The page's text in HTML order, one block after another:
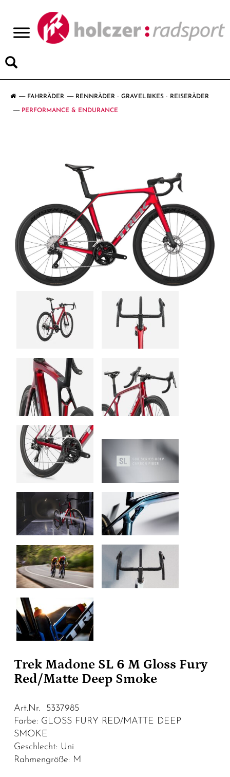
FAHRRÄDER RENNRÄDER - GRAVELBIKES - REISERÄDER
PERFORMANCE & ENDURANCE
Trek Madone SL 6 M Gloss Fury
Red/Matte Deep Smoke
Art.Nr. 5337985
Farbe: GLOSS FURY RED/MATTE DEEP
SMOKE
Geschlecht: Uni
Rahmengröße: M